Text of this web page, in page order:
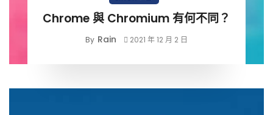
Chrome 與 Chromium 有何不同？
By Rain 2021 年 12 月 2 日